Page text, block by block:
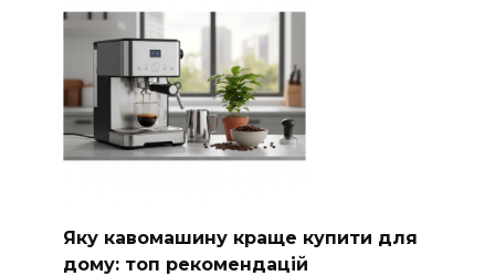
Яку кавомашину краще купити для
дому: топ рекомендацій